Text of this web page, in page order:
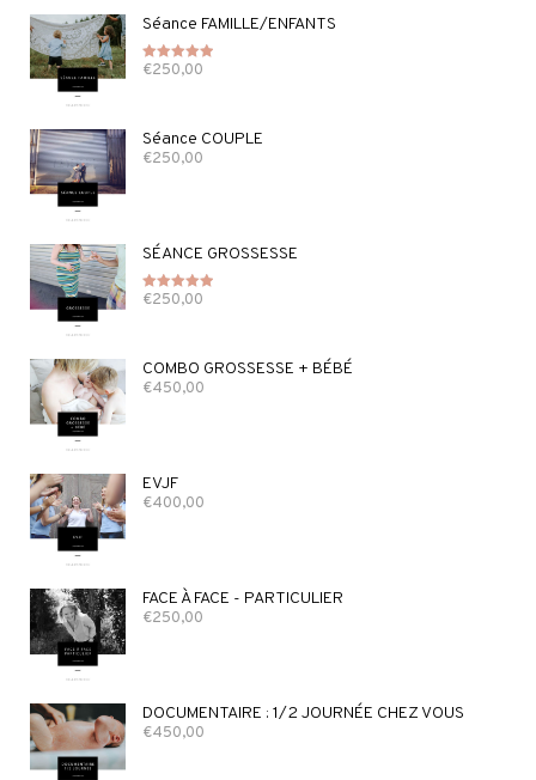
Séance FAMILLE/ENFANTS
Note5.00
€250,00
Séance COUPLE
€250,00
SÉANCE GROSSESSE
Note5.00
€250,00
COMBO GROSSESSE + BÉBÉ
€450,00
EVJF
€400,00
FACE À FACE - PARTICULIER
€250,00
DOCUMENTAIRE : 1/2 JOURNÉE CHEZ VOUS
€450,00